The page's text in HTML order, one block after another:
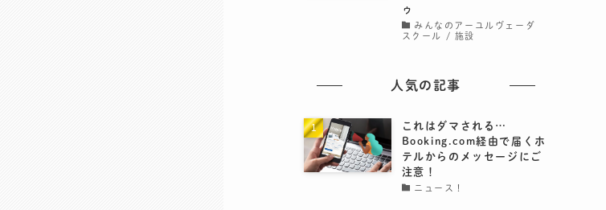
ゥ
みんなのアーユルヴェーダ
スクール / 施設
人気の記事
これはダマされる…
Booking.com経由で届くホ
テルからのメッセージにご
注意！
ニュース！